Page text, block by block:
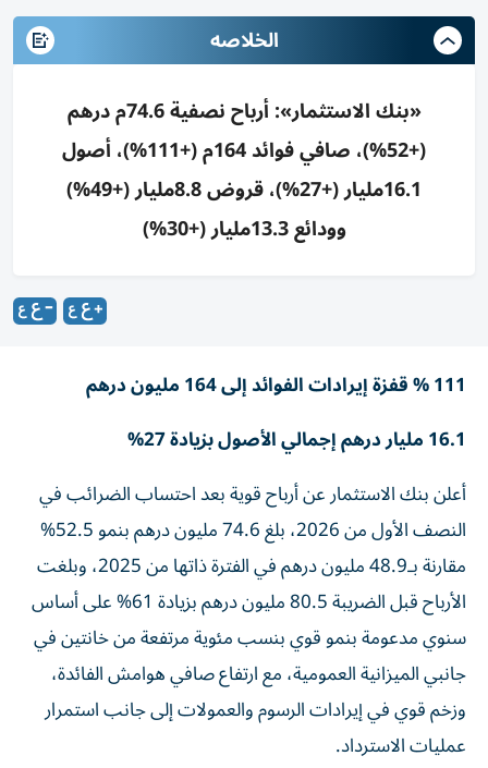
الخلاصه
«بنك الاستثمار»: أرباح نصفية 74.6م درهم
(+52%)، صافي فوائد 164م (+111%)، أصول
16.1مليار (+27%)، قروض 8.8مليار (+49%)
وودائع 13.3مليار (+30%)
111 % قفزة إيرادات الفوائد إلى 164 مليون درهم
16.1 مليار درهم إجمالي الأصول بزيادة 27%
أعلن بنك الاستثمار عن أرباح قوية بعد احتساب الضرائب في
النصف الأول من 2026، بلغ 74.6 مليون درهم بنمو 52.5%
مقارنة بـ48.9 مليون درهم في الفترة ذاتها من 2025، وبلغت
الأرباح قبل الضريبة 80.5 مليون درهم بزيادة 61% على أساس
سنوي مدعومة بنمو قوي بنسب مئوية مرتفعة من خانتين في
جانبي الميزانية العمومية، مع ارتفاع صافي هوامش الفائدة،
وزخم قوي في إيرادات الرسوم والعمولات إلى جانب استمرار
عمليات الاسترداد.